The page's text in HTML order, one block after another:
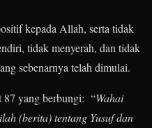
kepada Allah, serta tidak
tidak menyerah, dan tidak
sebenarnya telah dimulai.
87 yang berbungi: “Wahai
(berita) tentang Yusuf dan